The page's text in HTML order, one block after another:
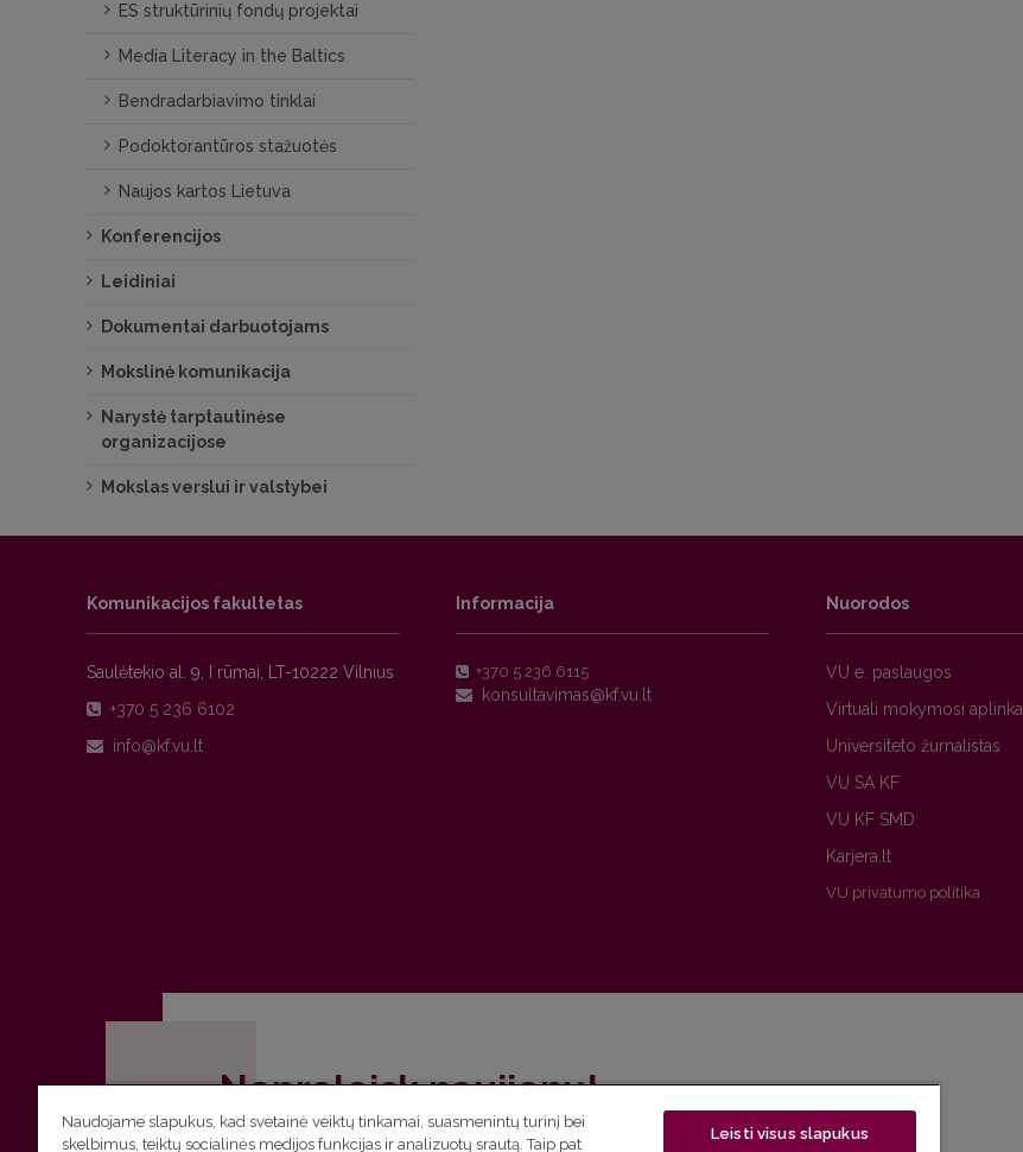
ES struktūrinių fondų projektai
Media Literacy in the Baltics
Bendradarbiavimo tinklai
Podoktorantūros stažuotės
Naujos kartos Lietuva
Konferencijos
Leidiniai
Dokumentai darbuotojams
Mokslinė komunikacija
Narystė tarptautinėse
organizacijose
Mokslas verslui ir valstybei
Komunikacijos fakultetas
Saulėtekio al. 9, I rūmai, LT-10222 Vilnius
+370 5 236 6102
Informacija
+370 5 236 6115
Nuorodos
VU e. paslaugos
Virtuali mokymosi aplinka
Universiteto žurnalistas
VU SA KF
VU KF SMD
Karjera.lt
VU privatumo politika
Nepraleisk naujienų!
Užsiprenumeruok Komunikacijos fakulteto naujienlaiškį ir sužinok aktualijas pirmas!
Naudojame slapukus, kad svetainė veiktų tinkamai, suasmenintų turinį bei
skelbimus, teiktų socialinės medijos funkcijas ir analizuotų srautą. Taip pat
Leisti visus slapukus